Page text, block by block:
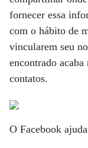
fornecer essa
com o hábito de
vincularem seu
encontrado
contatos.
O Facebook